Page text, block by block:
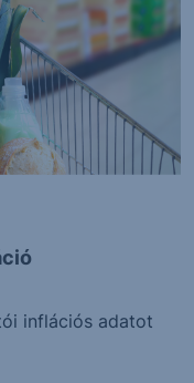
inflációs adatot